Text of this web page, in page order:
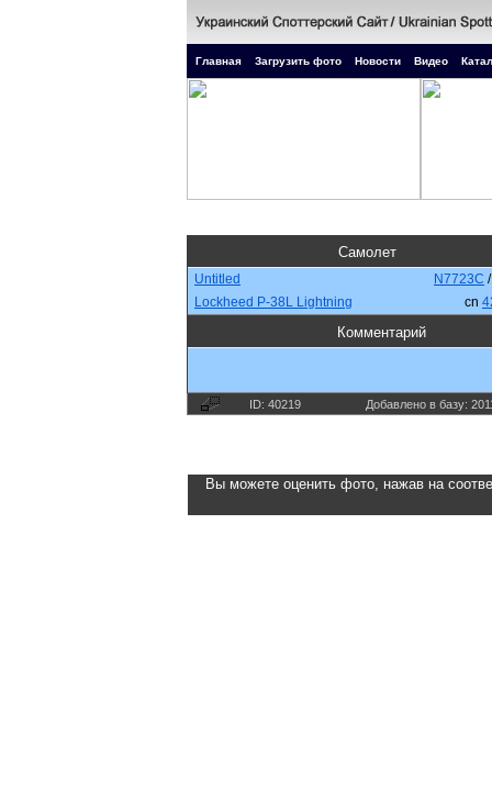
Главная Загрузить фото Новости Видео
Самолет
Untitled N7723C
Lockheed P-38L Lightning
cn
Комментарий
ID: 40219 Добавлено в базу:
Вы можете оценить фото, нажав на